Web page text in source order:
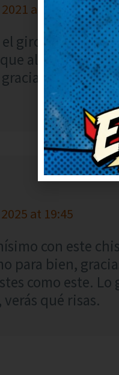
at 23:26
giro final, súper
alegran un
Me he
at 19:45
con este
para bien,
como este.
qué risas.